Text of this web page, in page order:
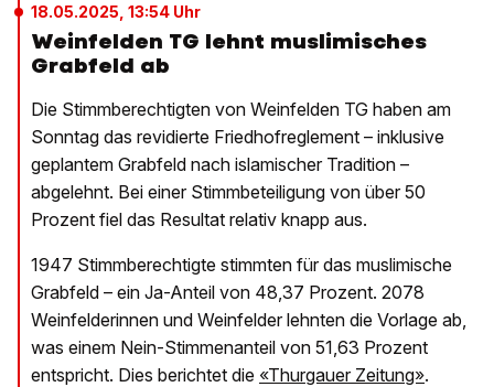
18.05.2025, 13:54 Uhr
Weinfelden TG lehnt muslimisches
Grabfeld ab
Die Stimmberechtigten von Weinfelden TG haben am
Sonntag das revidierte Friedhofreglement – inklusive
geplantem Grabfeld nach islamischer Tradition –
abgelehnt. Bei einer Stimmbeteiligung von über 50
Prozent fiel das Resultat relativ knapp aus.
1947 Stimmberechtigte stimmten für das muslimische
Grabfeld – ein Ja-Anteil von 48,37 Prozent. 2078
Weinfelderinnen und Weinfelder lehnten die Vorlage ab,
was einem Nein-Stimmenanteil von 51,63 Prozent
entspricht. Dies berichtet die ​ «Thurgauer Zeitung»​.